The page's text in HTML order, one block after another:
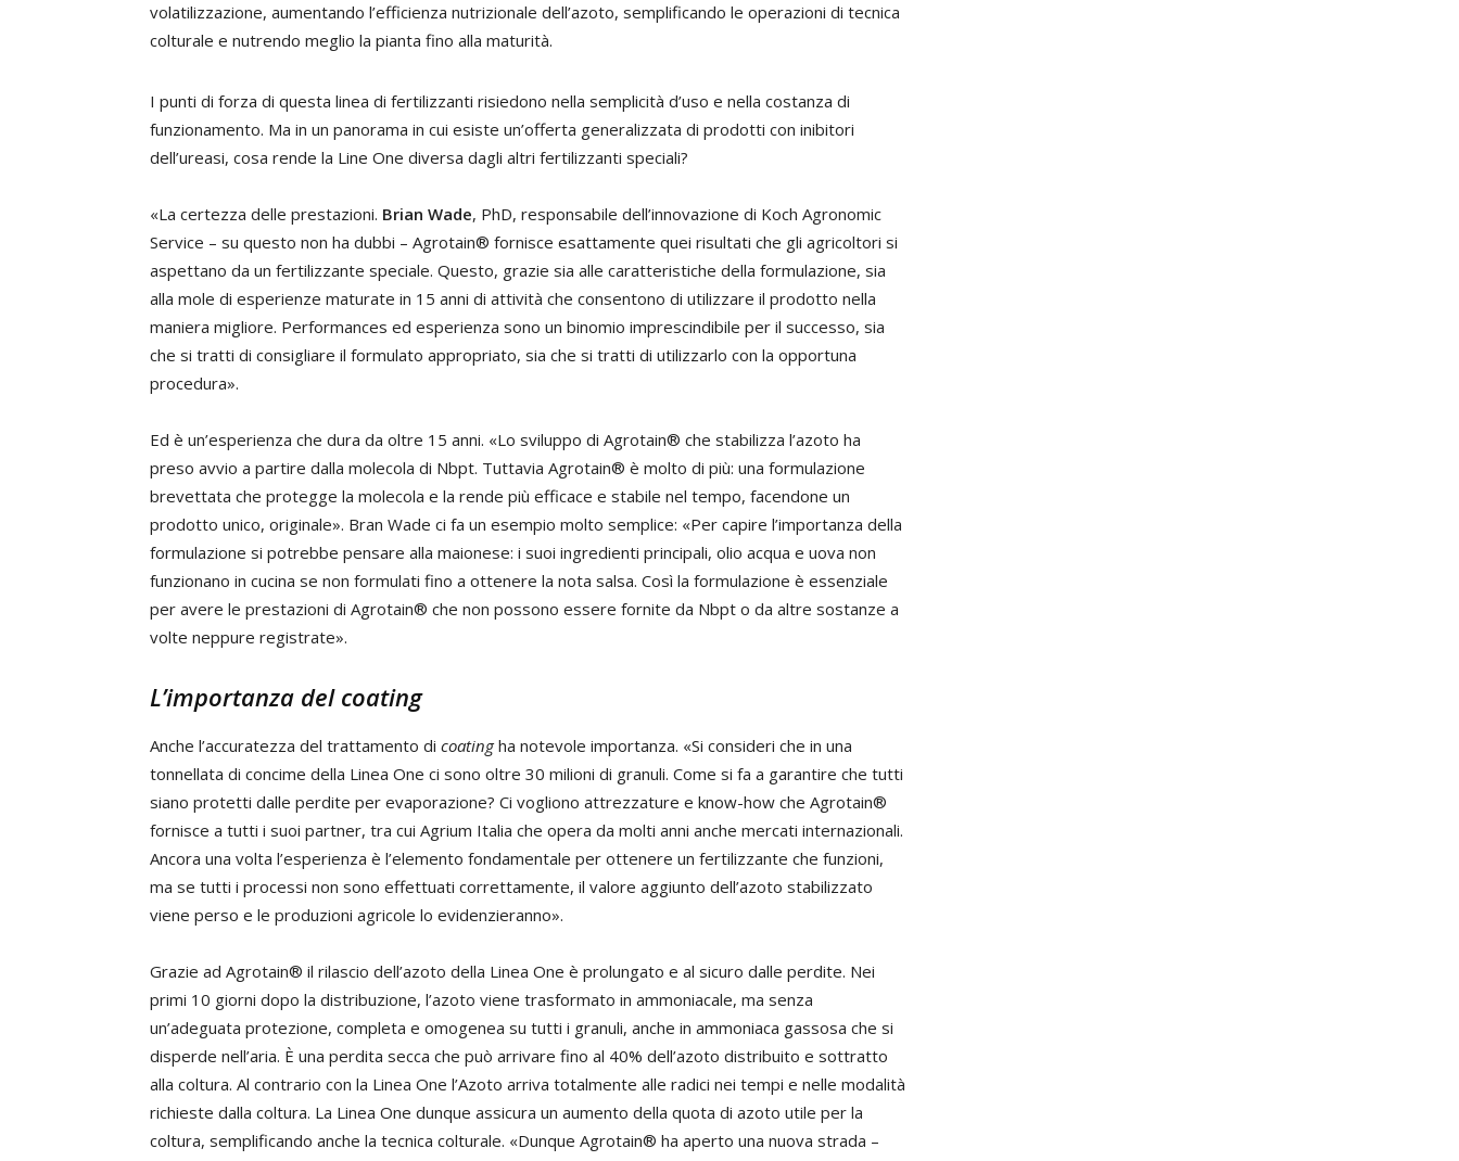
volatilizzazione, aumentando l’efficienza nutrizionale dell’azoto, semplificando le operazioni di tecnica
colturale e nutrendo meglio la pianta fino alla maturità.
I punti di forza di questa linea di fertilizzanti risiedono nella semplicità d’uso e nella costanza di
funzionamento. Ma in un panorama in cui esiste un’offerta generalizzata di prodotti con inibitori
dell’ureasi, cosa rende la Line One diversa dagli altri fertilizzanti speciali?
«La certezza delle prestazioni. Brian Wade, PhD, responsabile dell’innovazione di Koch Agronomic
Service – su questo non ha dubbi – Agrotain® fornisce esattamente quei risultati che gli agricoltori si
aspettano da un fertilizzante speciale. Questo, grazie sia alle caratteristiche della formulazione, sia
alla mole di esperienze maturate in 15 anni di attività che consentono di utilizzare il prodotto nella
maniera migliore. Performances ed esperienza sono un binomio imprescindibile per il successo, sia
che si tratti di consigliare il formulato appropriato, sia che si tratti di utilizzarlo con la opportuna
procedura».
Ed è un’esperienza che dura da oltre 15 anni. «Lo sviluppo di Agrotain® che stabilizza l’azoto ha
preso avvio a partire dalla molecola di Nbpt. Tuttavia Agrotain® è molto di più: una formulazione
brevettata che protegge la molecola e la rende più efficace e stabile nel tempo, facendone un
prodotto unico, originale». Bran Wade ci fa un esempio molto semplice: «Per capire l’importanza della
formulazione si potrebbe pensare alla maionese: i suoi ingredienti principali, olio acqua e uova non
funzionano in cucina se non formulati fino a ottenere la nota salsa. Così la formulazione è essenziale
per avere le prestazioni di Agrotain® che non possono essere fornite da Nbpt o da altre sostanze a
volte neppure registrate».
L’importanza del coating
Anche l’accuratezza del trattamento di coatingha notevole importanza. «Si consideri che in una
tonnellata di concime della Linea One ci sono oltre 30 milioni di granuli. Come si fa a garantire che tutti
siano protetti dalle perdite per evaporazione? Ci vogliono attrezzature e know-how che Agrotain®
fornisce a tutti i suoi partner, tra cui Agrium Italia che opera da molti anni anche mercati internazionali.
Ancora una volta l’esperienza è l’elemento fondamentale per ottenere un fertilizzante che funzioni,
ma se tutti i processi non sono effettuati correttamente, il valore aggiunto dell’azoto stabilizzato
viene perso e le produzioni agricole lo evidenzieranno».
Grazie ad Agrotain® il rilascio dell’azoto della Linea One è prolungato e al sicuro dalle perdite. Nei
primi 10 giorni dopo la distribuzione, l’azoto viene trasformato in ammoniacale, ma senza
un’adeguata protezione, completa e omogenea su tutti i granuli, anche in ammoniaca gassosa che si
disperde nell’aria. È una perdita secca che può arrivare fino al 40% dell’azoto distribuito e sottratto
alla coltura. Al contrario con la Linea One l’Azoto arriva totalmente alle radici nei tempi e nelle modalità
richieste dalla coltura. La Linea One dunque assicura un aumento della quota di azoto utile per la
coltura, semplificando anche la tecnica colturale. «Dunque Agrotain® ha aperto una nuova strada –